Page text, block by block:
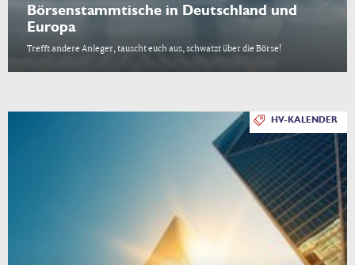
Börsenstammtische in Deutschland und
Europa
Trefft andere Anleger, tauscht euch aus, schwatzt über die Börse!
HV-KALENDER